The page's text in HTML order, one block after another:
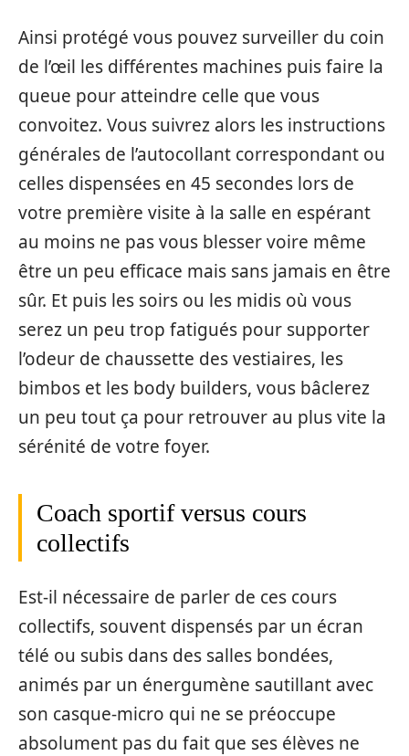
Ainsi protégé vous pouvez surveiller du coin
de l’œil les différentes machines puis faire la
queue pour atteindre celle que vous
convoitez. Vous suivrez alors les instructions
générales de l’autocollant correspondant ou
celles dispensées en 45 secondes lors de
votre première visite à la salle en espérant
au moins ne pas vous blesser voire même
être un peu efficace mais sans jamais en être
sûr. Et puis les soirs ou les midis où vous
serez un peu trop fatigués pour supporter
l’odeur de chaussette des vestiaires, les
bimbos et les body builders, vous bâclerez
un peu tout ça pour retrouver au plus vite la
sérénité de votre foyer.
Coach sportif versus cours
collectifs
Est-il nécessaire de parler de ces cours
collectifs, souvent dispensés par un écran
télé ou subis dans des salles bondées,
animés par un énergumène sautillant avec
son casque-micro qui ne se préoccupe
absolument pas du fait que ses élèves ne